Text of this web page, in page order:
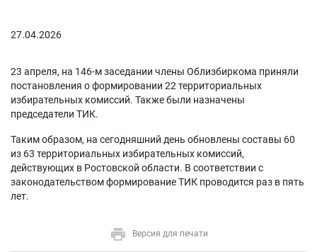
27.04.2026
23 апреля, на 146-м заседании члены Облизбиркома приняли
постановления о формировании 22 территориальных
избирательных комиссий. Также были назначены
председатели ТИК.
Таким образом, на сегодняшний день обновлены составы 60
из 63 территориальных избирательных комиссий,
действующих в Ростовской области. В соответствии с
законодательством формирование ТИК проводится раз в пять
лет.
Версия для печати